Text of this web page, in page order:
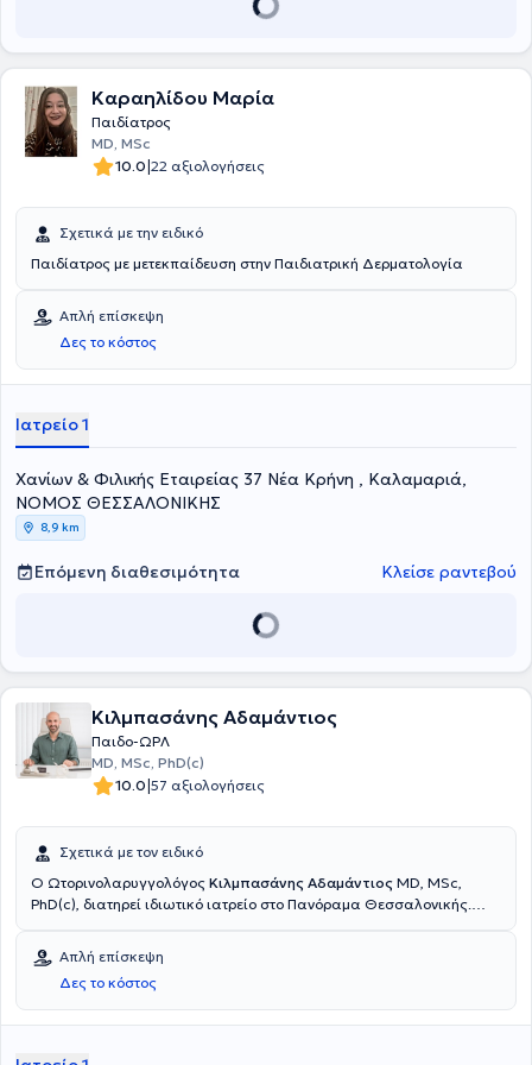
εφήβων. Είναι μέλος του Ειδικού Σώματος Ιατρών του Κέντρου
Επίσης είναι επιστημονικά υπεύθυνος του Ανοικτού Κέντρου Παιδιού
των Ιατρών του Κόσμου στη Περιφέρεια Θεσσαλονίκης. Τέλος, στο
ιδιωτικό του ιατρείο παρέχει υπηρεσίες παιδοψυχιατρικής
εκτίμησης, ψυχοθεραπείας παιδιών, οικογένειας και ενηλίκων,
φαρμακοθεραπείας, συνταγογράφησης θεραπειών ειδικής
αγωγής, συμβουλευτικής γονέων και σύνταξης ιατρικού φακέλου
Καραηλίδου Μαρία
Παιδίατρος
MD, MSc
10.0|22 αξιολογήσεις
Σχετικά με την ειδικό
Παιδίατρος με μετεκπαίδευση στην Παιδιατρική Δερματολογία
Απλή επίσκεψη
Δες το κόστος
Ιατρείο 1
Χανίων & Φιλικής Εταιρείας 37 Νέα Κρήνη , Καλαμαριά,
ΝΟΜΟΣ ΘΕΣΣΑΛΟΝΙΚΗΣ
8,9 km
Επόμενη διαθεσιμότητα Κλείσε ραντεβού
Κιλμπασάνης Αδαμάντιος
Παιδο-ΩΡΛ
MD, MSc, PhD(c)
10.0|57 αξιολογήσεις
Σχετικά με τον ειδικό
Ο Ωτορινολαρυγγολόγος Κιλμπασάνης Αδαμάντιος MD, MSc,
PhD(c), διατηρεί ιδιωτικό ιατρείο στο Πανόραμα Θεσσαλονικής.
τομέα της Ωτολογίας-Ωτοχειρουργικής. Είναι κάτοχος
μεταπτυχιακού διπλώματος στη Χειρουργική του Θυρεοειδούς και
Παραθυρεοειδών Αδένων του Αριστοτελείου Πανεπιστημίου
Θεσσαλονικής. Εργάστηκε και ειδικεύθηκε για χρόνια στην ΩΡΛ
επιμελητής, αναλαμβάνοντας πληθώρα ασθενών και χειρουργικών
Απλή επίσκεψη
Δες το κόστος